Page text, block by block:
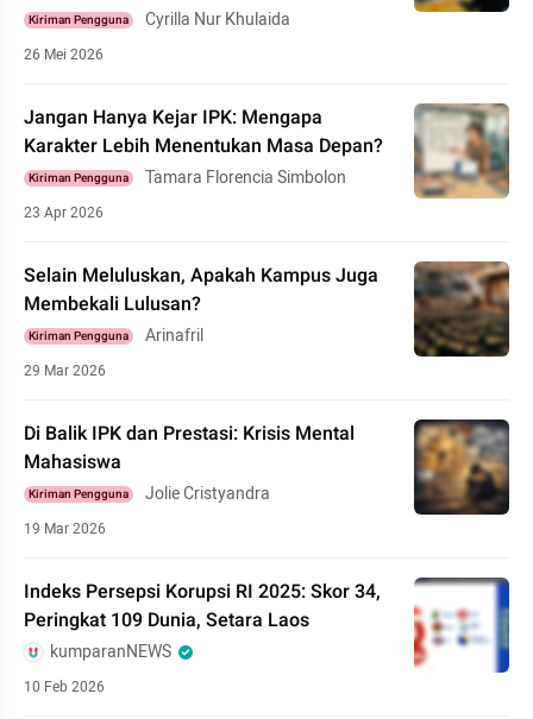
Kiriman Pengguna Cyrilla Nur Khulaida
26 Mei 2026
Jangan Hanya Kejar IPK: Mengapa
Karakter Lebih Menentukan Masa Depan?
Kiriman Pengguna Tamara Florencia Simbolon
23 Apr 2026
Selain Meluluskan, Apakah Kampus Juga
Membekali Lulusan?
Kiriman Pengguna Arinafril
29 Mar 2026
Di Balik IPK dan Prestasi: Krisis Mental
Mahasiswa
Kiriman Pengguna Jolie Cristyandra
19 Mar 2026
Indeks Persepsi Korupsi RI 2025: Skor 34,
Peringkat 109 Dunia, Setara Laos
kumparanNEWS
10 Feb 2026